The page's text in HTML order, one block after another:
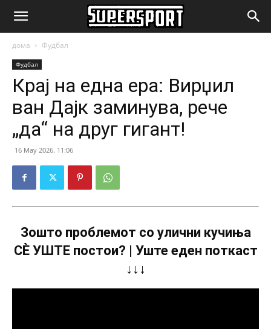
SuperSport.mk
дома Фудбал
Фудбал
Крај на една ера: Вирџил
ван Дајк заминува, рече
„да“ на друг гигант!
16 May 2026. 11:06
Зошто проблемот со улични кучиња
СÈ УШТЕ постои? | Уште еден поткаст
↓↓↓